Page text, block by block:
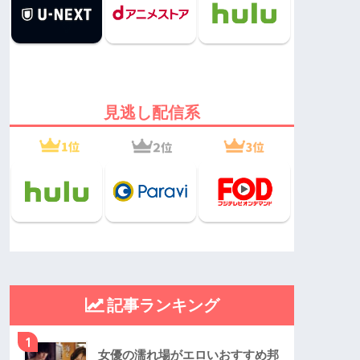
見逃し配信系
記事ランキング
1
女優の濡れ場がエロいおすすめ邦